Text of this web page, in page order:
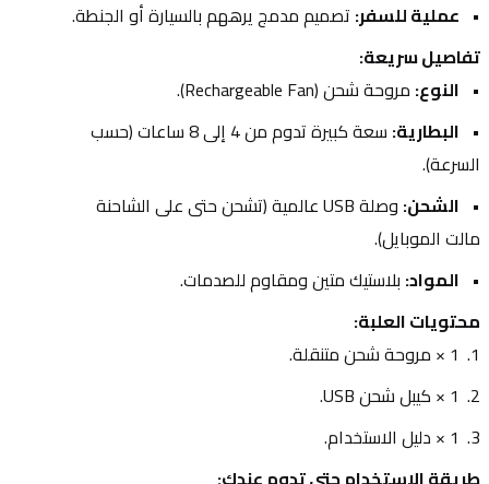
عملية للسفر: تصميم مدمج يرههم بالسيارة أو الجنطة.
تفاصيل سريعة:
النوع: مروحة شحن (Rechargeable Fan).
البطارية:
السرعة).
الشحن:
مالت الموبايل).
المواد: بلاستيك متين ومقاوم للصدمات.
محتويات العلبة:
1 × مروحة شحن متنقلة.
1 × كيبل شحن USB.
1 × دليل الاستخدام.